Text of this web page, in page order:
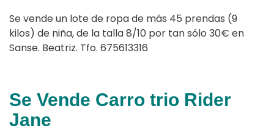
Se vende un lote de ropa de más 45 prendas (9
kilos) de niña, de la talla 8/10 por tan sólo 30€ en
Sanse. Beatriz. Tfo. 675613316
Se Vende Carro trio Rider
Jane